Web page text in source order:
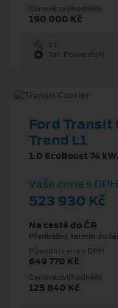
Cenové zvýhodnění
190 000 Kč
1 l
7st. Powershift
Ford Transit
Trend L1
1.0 EcoBoost 74
Vaše cena s DPH
523 930 Kč
Na cestě do ČR
Předběžný termín
Původní cena s DPH
649 770 Kč
Cenové zvýhodnění
125 840 Kč